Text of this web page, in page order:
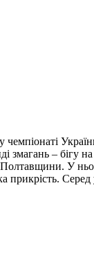
змагань –
У
прикрість.